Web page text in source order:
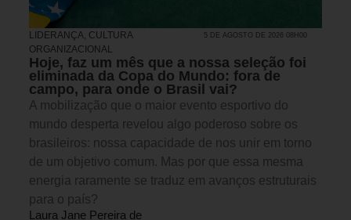
LIDERANÇA, CULTURA
ORGANIZACIONAL
5 DE AGOSTO DE 2026 08H00
Hoje, faz um mês que a nossa seleção foi
eliminada da Copa do Mundo: fora de
campo, para onde o Brasil vai?
A mobilização que o maior evento esportivo do
mundo desperta revelou algo poderoso sobre os
brasileiros: nossa capacidade de nos unir em torno
de um objetivo comum. Mas por que essa mesma
energia raramente se traduz em avanços estruturais
para o país?
Laura Jane Pereira de